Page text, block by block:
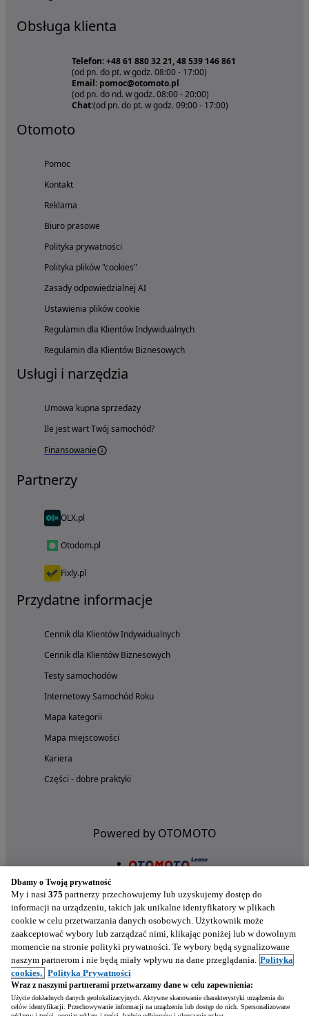
Obsługa klienta
Telefon: +48 61 880 32 21, 48 539 146 861
(od pn. do pt. w godz. 08:00 - 17:00)
Email: pomoc@otomoto.pl
(od pn. do nd. w godz. 08:00 - 20:00)
Chat:(od pn. do pt. w godz. 09:00 - 17:00)
Otomoto
Pomoc
Kontakt
Reklama
Biuro prasowe
Polityka prywatności
Polityka plików "cookies"
Zasady odpowiedzialnej AI
Ustawienia plików cookie
Regulamin dla Klientów Indywidualnych
Regulamin dla Klientów Biznesowych
Usługi i narzędzia
Umowa kupna sprzedaży
Ile jest wart Twój samochód?
Finansowanie
Partnerzy
OLX.pl
Otodom.pl
Fixly.pl
Przydatne informacje
Cennik dla Klientów Indywidualnych
Cennik dla Klientów Biznesowych
Testy samochodów
Internetowy Samochód Roku
Mapa kategorii
Mapa miejscowości
Kariera
Części - dobre praktyki
Powered by OTOMOTO
Nasze aplikacje w twoim telefonie
Dbamy o Twoją prywatność
My i nasi 375 partnerzy przechowujemy lub uzyskujemy dostęp do
informacji na urządzeniu, takich jak unikalne identyfikatory w plikach
cookie w celu przetwarzania danych osobowych. Użytkownik może
zaakceptować wybory lub zarządzać nimi, klikając poniżej lub w dowolnym
momencie na stronie polityki prywatności. Te wybory będą sygnalizowane
naszym partnerom i nie będą miały wpływu na dane przeglądania. Polityka
cookies, Polityka Prywatności
Wraz z naszymi partnerami przetwarzamy dane w celu zapewnienia:
Użycie dokładnych danych geolokalizacyjnych. Aktywne skanowanie charakterystyki urządzenia do
celów identyfikacji. Przechowywanie informacji na urządzeniu lub dostęp do nich. Spersonalizowane